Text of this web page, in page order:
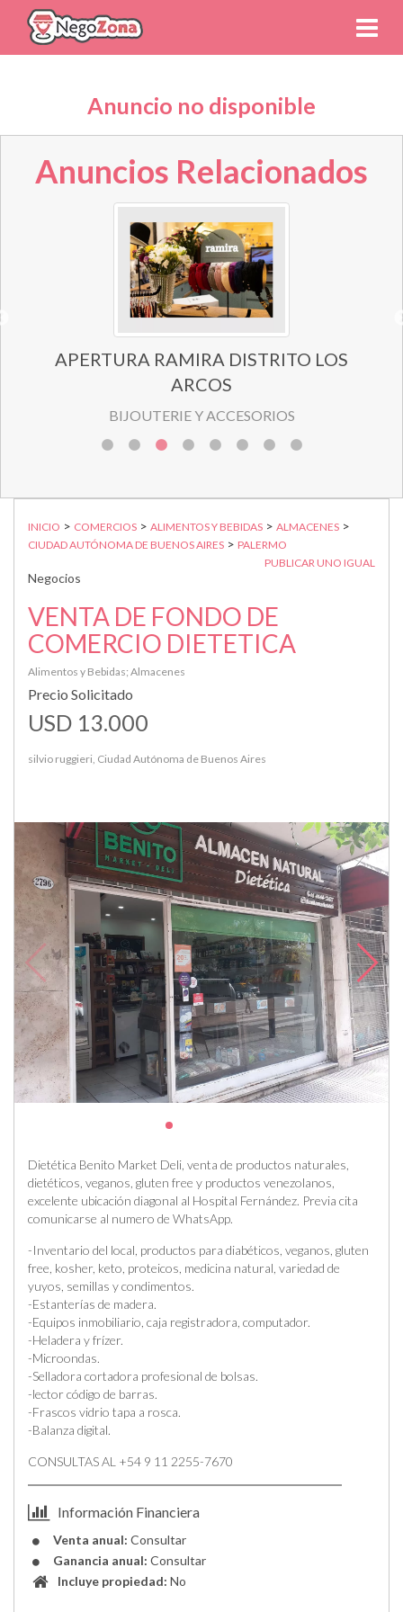
Anuncio no disponible
Anuncios Relacionados
APERTURA RAMIRA DISTRITO LOS
ARCOS
BIJOUTERIE Y ACCESORIOS
INICIO > COMERCIOS > ALIMENTOS Y BEBIDAS > ALMACENES >
CIUDAD AUTÓNOMA DE BUENOS AIRES > PALERMO
PUBLICAR UNO IGUAL
Negocios
VENTA DE FONDO DE
COMERCIO DIETETICA
Alimentos y Bebidas; Almacenes
Precio Solicitado
USD 13.000
silvio ruggieri, Ciudad Autónoma de Buenos Aires
Dietética Benito Market Deli, venta de productos naturales,
dietéticos, veganos, gluten free y productos venezolanos,
excelente ubicación diagonal al Hospital Fernández. Previa cita
comunicarse al numero de WhatsApp.
-Inventario del local, productos para diabéticos, veganos, gluten
free, kosher, keto, proteicos, medicina natural, variedad de
yuyos, semillas y condimentos.
-Estanterías de madera.
-Equipos inmobiliario, caja registradora, computador.
-Heladera y frízer.
-Microondas.
-Selladora cortadora profesional de bolsas.
-lector código de barras.
-Frascos vidrio tapa a rosca.
-Balanza digital.
CONSULTAS AL +54 9 11 2255-7670
Información Financiera
Venta anual: Consultar
Ganancia anual: Consultar
Incluye propiedad: No